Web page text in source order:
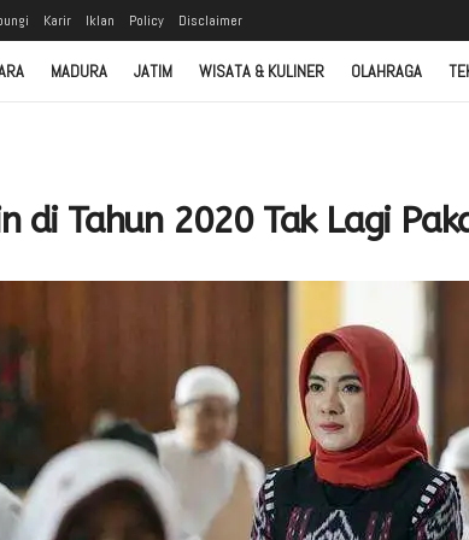
Karir Iklan Policy Disclaimer
MADURA JATIM WISATA & KULINER OLAHRAGA
di Tahun 2020 Tak Lagi